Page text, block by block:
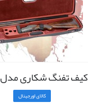
کیف تفنگ شکاری مدل 1605
کالای اورجینال